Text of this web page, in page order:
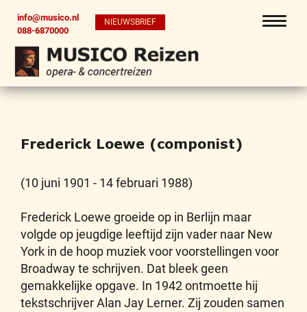
info@musico.nl
088-6870000
NIEUWSBRIEF
Frederick Loewe (componist)
(10 juni 1901 - 14 februari 1988)
Frederick Loewe groeide op in Berlijn maar
volgde op jeugdige leeftijd zijn vader naar New
York in de hoop muziek voor voorstellingen voor
Broadway te schrijven. Dat bleek geen
gemakkelijke opgave. In 1942 ontmoette hij
tekstschrijver Alan Jay Lerner. Zij zouden samen